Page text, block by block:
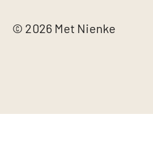
© 2026 Met Nienke